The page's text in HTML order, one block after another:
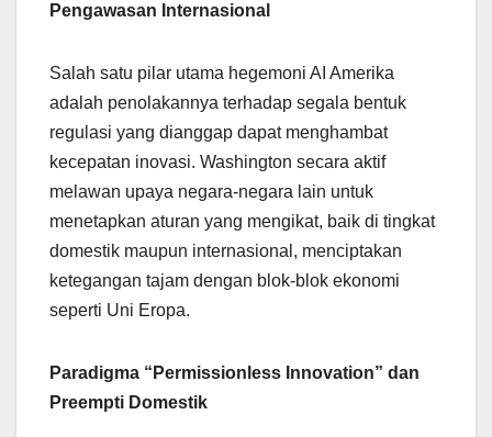
Pengawasan Internasional
Salah satu pilar utama hegemoni AI Amerika
adalah penolakannya terhadap segala bentuk
regulasi yang dianggap dapat menghambat
kecepatan inovasi. Washington secara aktif
melawan upaya negara-negara lain untuk
menetapkan aturan yang mengikat, baik di tingkat
domestik maupun internasional, menciptakan
ketegangan tajam dengan blok-blok ekonomi
seperti Uni Eropa.
Paradigma “Permissionless Innovation” dan
Preempti Domestik